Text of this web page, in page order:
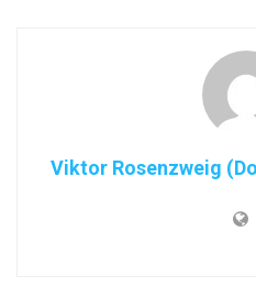
Viktor Rosenzweig